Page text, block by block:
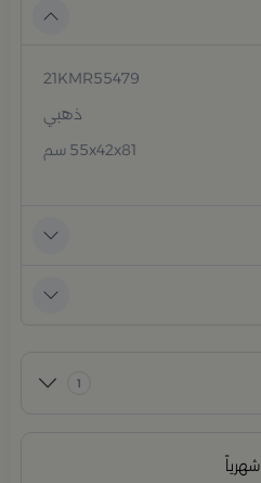
21KMR55479
ذهبي
55x42x81 سم
1
شهرياً